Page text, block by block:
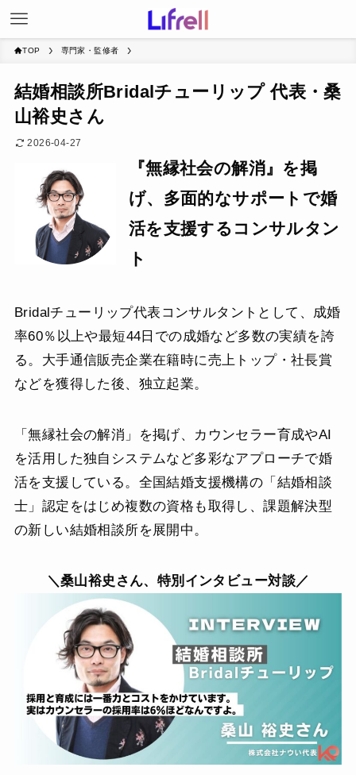
TOP 専門家・監修者
結婚相談所Bridalチューリップ 代表・桑
山裕史さん
2026-04-27
『無縁社会の解消』を掲
げ、多面的なサポートで婚
活を支援するコンサルタン
ト
Bridalチューリップ代表コンサルタントとして、成婚
率60％以上や最短44日での成婚など多数の実績を誇
る。大手通信販売企業在籍時に売上トップ・社長賞
などを獲得した後、独立起業。
「無縁社会の解消」を掲げ、カウンセラー育成やAI
を活用した独自システムなど多彩なアプローチで婚
活を支援している。全国結婚支援機構の「結婚相談
士」認定をはじめ複数の資格も取得し、課題解決型
の新しい結婚相談所を展開中。
＼桑山裕史さん、特別インタビュー対談／